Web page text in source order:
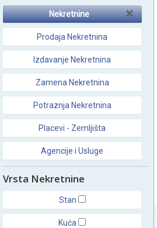
Nekretnine
Prodaja Nekretnina
Izdavanje Nekretnina
Zamena Nekretnina
Potraznja Nekretnina
Placevi - Zemljišta
Agencije i Usluge
Vrsta Nekretnine
Stan
Kuća